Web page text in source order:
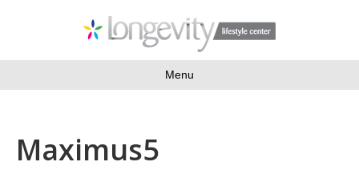
Menu
Maximus5